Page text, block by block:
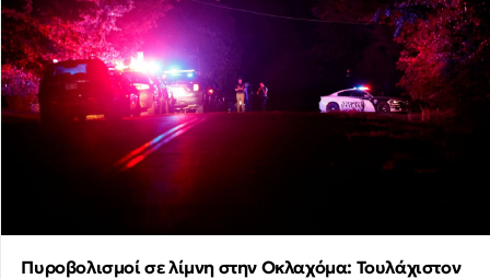
Πυροβολισμοί σε λίμνη στην Οκλαχόμα: Τουλάχιστον